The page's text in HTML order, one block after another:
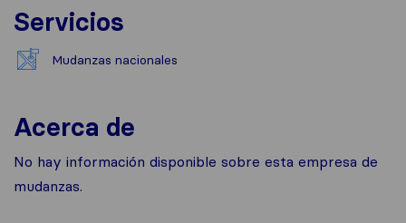
Servicios
Mudanzas nacionales
Acerca de
No hay información disponible sobre esta empresa de
mudanzas.